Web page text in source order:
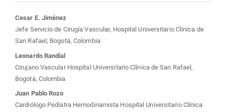
Contenido
principal
del
artículo
Cesar E. Jiménez
Jefe Servicio de Cirugía Vascular, Hospital Universitario Clínica de
San Rafael, Bogotá, Colombia
Leonardo Randial
Cirujano Vascular Hospital Universitario Clínica de San Rafael,
Bogotá, Colombia
Juan Pablo Rozo
Cardiólogo Pediatra Hemodinamista Hospital Universitario Clínica